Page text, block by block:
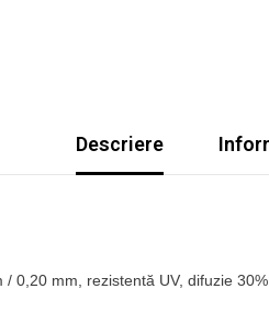
Descriere
0,20 mm, rezistentă UV, difuzie